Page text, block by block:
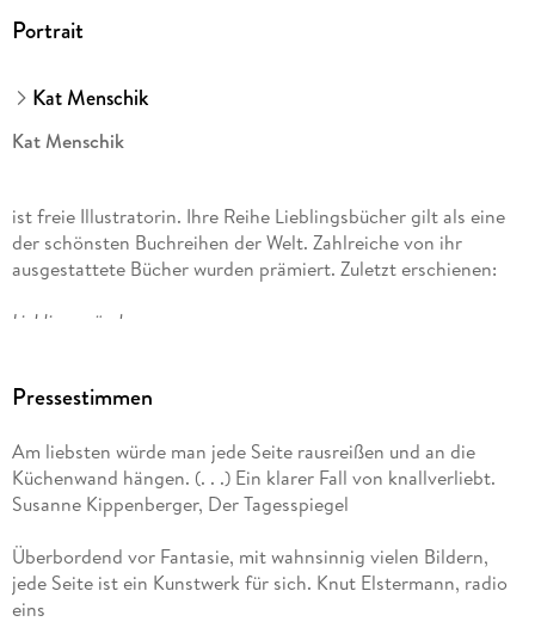
Portrait
Kat Menschik
Kat Menschik
ist freie Illustratorin. Ihre Reihe Lieblingsbücher gilt als eine
der schönsten Buchreihen der Welt. Zahlreiche von ihr
ausgestattete Bücher wurden prämiert. Zuletzt erschienen:
Lieblingsmärchen,
Wer bist du?
Pressestimmen
Am liebsten würde man jede Seite rausreißen und an die
Küchenwand hängen. (. . .) Ein klarer Fall von knallverliebt.
Susanne Kippenberger, Der Tagesspiegel
Überbordend vor Fantasie, mit wahnsinnig vielen Bildern,
jede Seite ist ein Kunstwerk für sich. Knut Elstermann, radio
eins